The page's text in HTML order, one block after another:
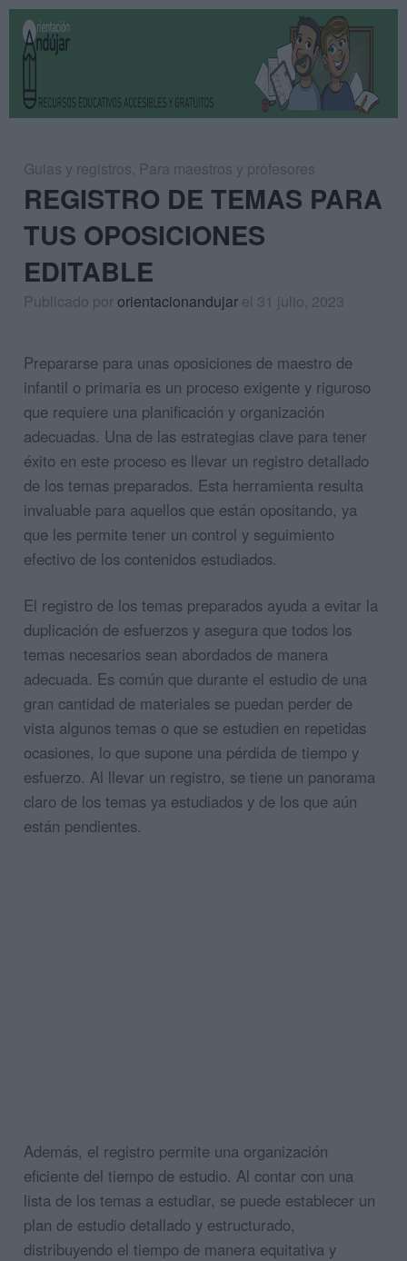
Guias y registros, Para maestros y profesores
REGISTRO DE TEMAS PARA
TUS OPOSICIONES
EDITABLE
Publicado pororientacionandujar el 31 julio, 2023
Prepararse para unas oposiciones de maestro de
infantil o primaria es un proceso exigente y riguroso
que requiere una planificación y organización
adecuadas. Una de las estrategias clave para tener
éxito en este proceso es llevar un registro detallado
de los temas preparados. Esta herramienta resulta
invaluable para aquellos que están opositando, ya
que les permite tener un control y seguimiento
efectivo de los contenidos estudiados.
El registro de los temas preparados ayuda a evitar la
duplicación de esfuerzos y asegura que todos los
temas necesarios sean abordados de manera
adecuada. Es común que durante el estudio de una
gran cantidad de materiales se puedan perder de
vista algunos temas o que se estudien en repetidas
ocasiones, lo que supone una pérdida de tiempo y
esfuerzo. Al llevar un registro, se tiene un panorama
claro de los temas ya estudiados y de los que aún
están pendientes.
Además, el registro permite una organización
eficiente del tiempo de estudio. Al contar con una
lista de los temas a estudiar, se puede establecer un
plan de estudio detallado y estructurado,
distribuyendo el tiempo de manera equitativa y